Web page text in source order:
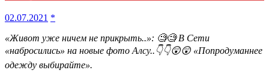
02.07.2021 *
«Живот yжe ничем не прикрыть..»: 🧐🧐 В Сети
«набросились» на новые фото Алсу..👇👇😲😲 «Попродуманнее
одежду выбирайте».